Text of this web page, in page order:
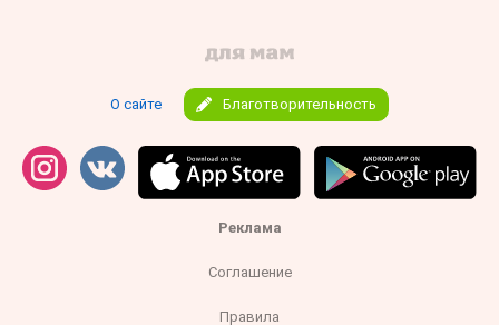
О сайте Благотворительность
Реклама
Соглашение
Правила